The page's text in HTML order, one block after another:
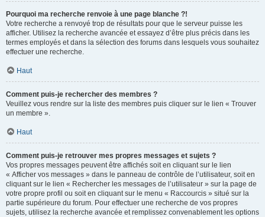
Pourquoi ma recherche renvoie à une page blanche ?!
Votre recherche a renvoyé trop de résultats pour que le serveur puisse les
afficher. Utilisez la recherche avancée et essayez d’être plus précis dans les
termes employés et dans la sélection des forums dans lesquels vous souhaitez
effectuer une recherche.
Haut
Comment puis-je rechercher des membres ?
Veuillez vous rendre sur la liste des membres puis cliquer sur le lien « Trouver
un membre ».
Haut
Comment puis-je retrouver mes propres messages et sujets ?
Vos propres messages peuvent être affichés soit en cliquant sur le lien
« Afficher vos messages » dans le panneau de contrôle de l’utilisateur, soit en
cliquant sur le lien « Rechercher les messages de l’utilisateur » sur la page de
votre propre profil ou soit en cliquant sur le menu « Raccourcis » situé sur la
partie supérieure du forum. Pour effectuer une recherche de vos propres
sujets, utilisez la recherche avancée et remplissez convenablement les options